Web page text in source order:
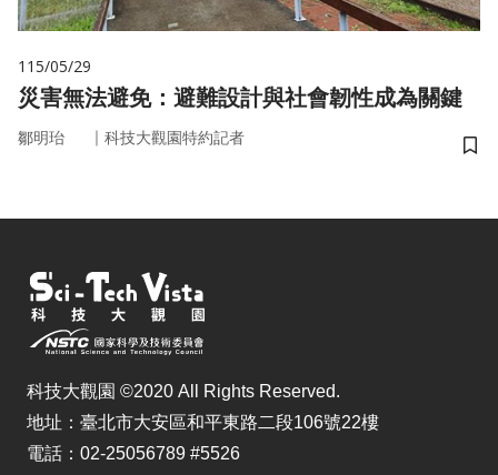
115/05/29
災害無法避免：避難設計與社會韌性成為關鍵
鄒明珆 ｜ 科技大觀園特約記者
儲
科技大觀園 ©2020 All Rights Reserved.
地址：臺北市大安區和平東路二段106號22樓
電話：02-25056789 #5526